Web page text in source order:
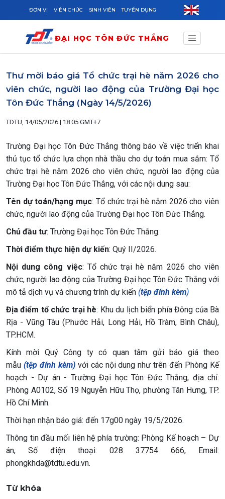
Skip to main content
ĐƠN VỊ VIÊN CHỨC SINH VIÊN TUYỂN DỤNG
ĐẠI HỌC TÔN ĐỨC THẮNG
Thư mời báo giá Tổ chức trại hè năm 2026 cho
viên chức, người lao động của Trường Đại học
Tôn Đức Thắng (Ngày 14/5/2026)
TDTU, 14/05/2026 | 18:05 GMT+7
Trường Đại học Tôn Đức Thắng thông báo về việc triển khai
thủ tục tổ chức lựa chọn nhà thầu cho dự toán mua sắm: Tổ
chức trại hè năm 2026 cho viên chức, người lao động của
Trường Đại học Tôn Đức Thắng, với các nội dung sau:
Tên dự toán/hạng mục: Tổ chức trại hè năm 2026 cho viên
chức, người lao động của Trường Đại học Tôn Đức Thắng.
Chủ đầu tư: Trường Đại học Tôn Đức Thắng.
Thời điểm thực hiện dự kiến: Quý II/2026.
Nội dung công việc: Tổ chức trại hè năm 2026 cho viên
chức, người lao động của Trường Đại học Tôn Đức Thắng với
mô tả dịch vụ và chương trình dự kiến (tệp đính kèm)
Địa điểm tổ chức trại hè: Khu du lịch biển phía Đông của Bà
Rịa - Vũng Tàu (Phước Hải, Long Hải, Hồ Tràm, Bình Châu),
TP.HCM.
Kính mời Quý Công ty có quan tâm gửi báo giá theo
mẫu (tệp đính kèm)với các nội dung như trên đến Phòng Kế
hoạch - Dự án - Trường Đại học Tôn Đức Thắng, địa chỉ:
Phòng A0102, Số 19 Nguyễn Hữu Thọ, phường Tân Hưng, TP.
Hồ Chí Minh.
Thời hạn nhận báo giá: đến 17g00 ngày 19/5/2026.
Thông tin đầu mối liên hệ phía trường: Phòng Kế hoạch – Dự
án, Số điện thoại: 028 37754 666, Email:
phongkhda@tdtu.edu.vn.
Từ khóa